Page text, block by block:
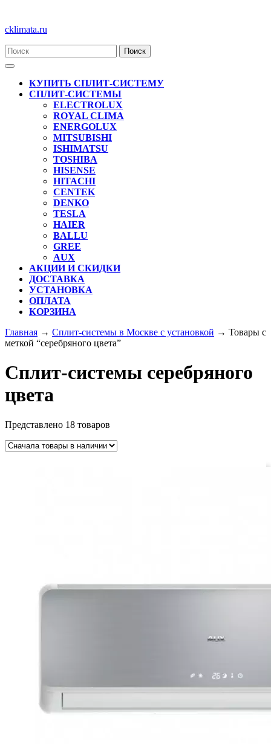
Перейти
содержимому
cklimata.ru
Кнопка
ОткрытьКУПИТЬ СПЛИТ-СИСТЕМУ
СПЛИТ-СИСТЕМЫ
ELECTROLUX
ROYAL CLIMA
ENERGOLUX
MITSUBISHI
ISHIMATSU
TOSHIBA
HISENSE
HITACHI
CENTEK
DENKO
TESLA
HAIER
BALLU
GREE
AUX
АКЦИИ И СКИДКИ
ДОСТАВКА
УСТАНОВКА
ОПЛАТА
КОРЗИНА
КНОПКА
ЗАКРЫТЬ
Главная → Сплит-системы в Москве с установкой → Товары с
меткой “серебряного цвета”
Сплит-системы серебряного
цвета
Представлено 18 товаров